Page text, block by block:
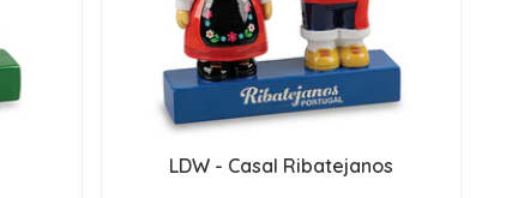
LDW - Casal Ribatejanos